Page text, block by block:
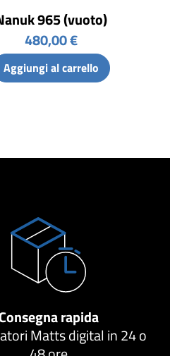
965 (vuoto)
480,00 €
Aggiungi al carrello
rapida
Matts digital in 24 o